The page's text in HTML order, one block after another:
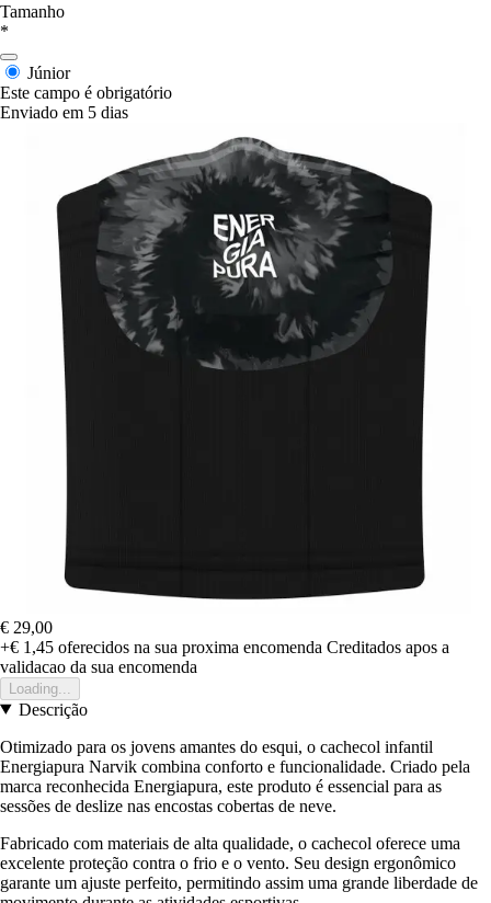
Tamanho
*
Júnior
Este campo é obrigatório
Enviado em 5 dias
€ 29,00
+€ 1,45 oferecidos na sua proxima encomenda Creditados apos a
validacao da sua encomenda
Loading...
Descrição
Otimizado para os jovens amantes do esqui, o cachecol infantil
Energiapura Narvik combina conforto e funcionalidade. Criado pela
marca reconhecida Energiapura, este produto é essencial para as
sessões de deslize nas encostas cobertas de neve.
Fabricado com materiais de alta qualidade, o cachecol oferece uma
excelente proteção contra o frio e o vento. Seu design ergonômico
garante um ajuste perfeito, permitindo assim uma grande liberdade de